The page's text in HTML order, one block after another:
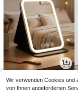
3,98€
Wir verwenden Cookies und
von Ihnen angeforderten